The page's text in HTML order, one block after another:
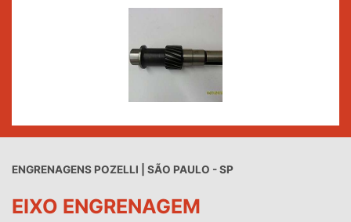
ENGRENAGENS POZELLI | SÃO PAULO - SP
EIXO ENGRENAGEM